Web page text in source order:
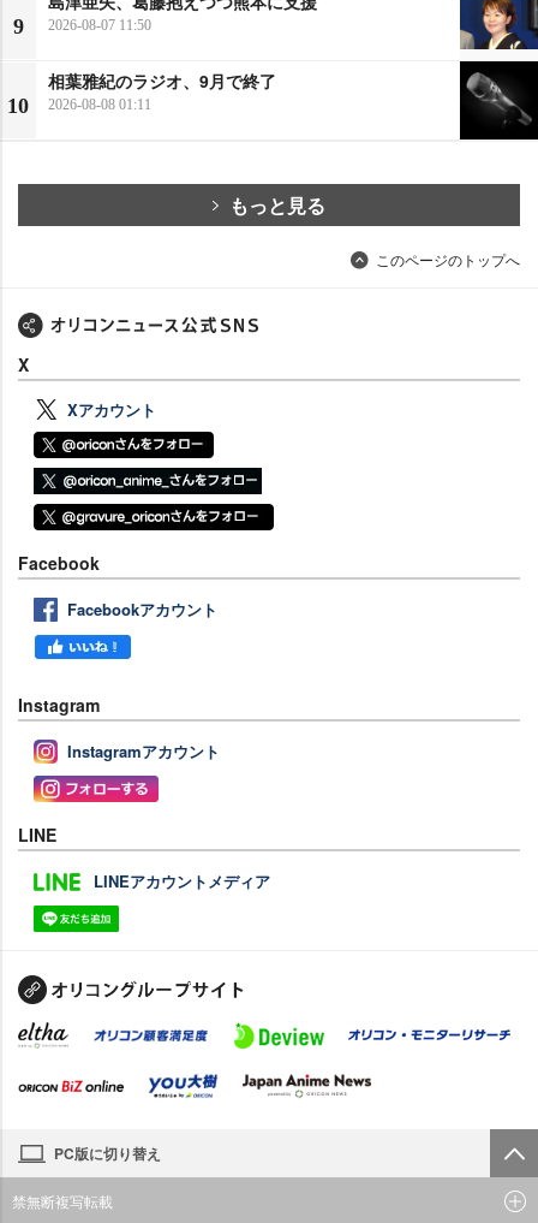
9 2026-08-07 11:50
10
相葉雅紀のラジオ、9月で終了
2026-08-08 01:11
もっと見る
このページのトップへ
X
Xアカウント
Facebook
Facebookアカウント
Instagram
Instagramアカウント
LINE
LINEアカウントメディア
PC版に切り替え
禁無断複写転載